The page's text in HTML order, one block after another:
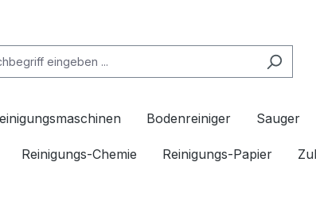
Bodenreiniger Sauger
Reinigungs-Chemie Reinigungs-Papier